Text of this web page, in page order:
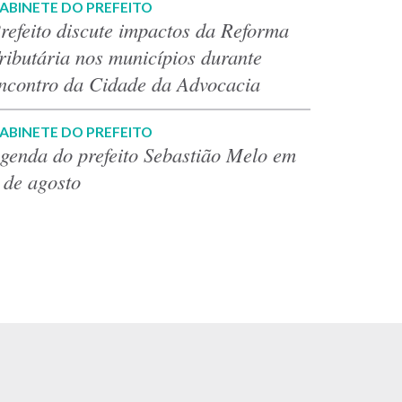
DO PREFEITO
discute impactos da Reforma
nos municípios durante
da Cidade da Advocacia
DO PREFEITO
do prefeito Sebastião Melo em
agosto